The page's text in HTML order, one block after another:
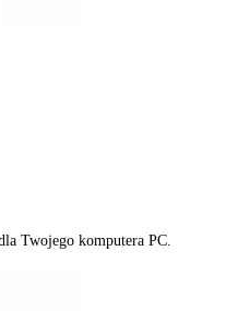
Twojego komputera PC.